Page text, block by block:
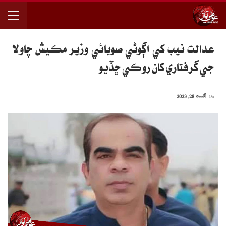
عدالت نيب کي اڳوڻي صوبائي وزير مڪيش چاولا
جي گرفتاري کان روڪي ڇڏيو
اگست 28, 2023